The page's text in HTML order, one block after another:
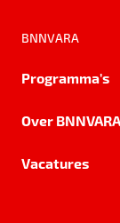
BNNVARA
Programma's
Over BNNVARA
Vacatures